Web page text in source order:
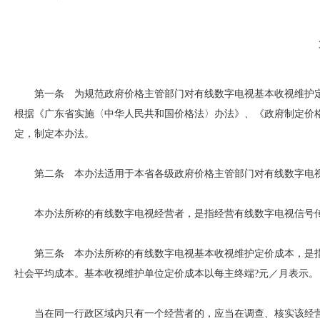
第一条 为规范政府价格主管部门对有线数字电视基本收视维护
根据《广东省实施〈中华人民共和国价格法〉办法》、《政府制定
定，制定本办法。
第二条 本办法适用于本省各级政府价格主管部门对有线数字电
本办法所称的有线数字电视经营者，是指经营有线数字电视信号
第三条 本办法所称的有线数字电视基本收视维护定价成本，是
社会平均成本。基本收视维护单位定价成本以每主终端?元／月表示。
当在同一行政区域内只有一个经营者的，应当在调查、核实该经